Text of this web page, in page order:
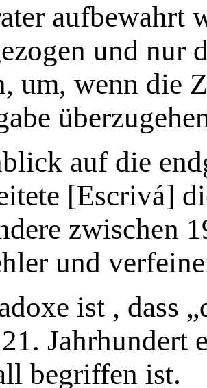
aufbewahrt
und nur
um, wenn die
auf die
[Escrivá]
zwischen
und
ist , dass
Jahrhundert
begriffen ist.